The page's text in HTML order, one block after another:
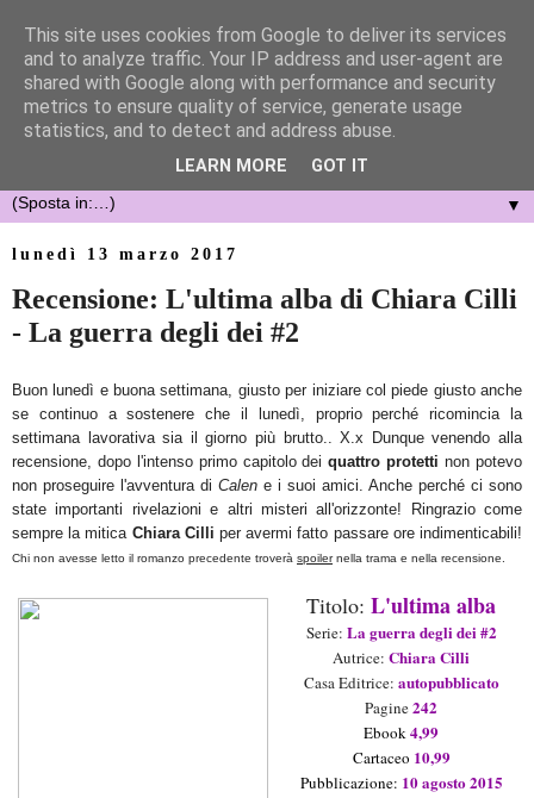
▼
lunedì 13 marzo 2017
Recensione: L'ultima alba di Chiara Cilli
- La guerra degli dei #2
Buon lunedì e buona settimana, giusto per iniziare col piede giusto anche
se continuo a sostenere che il lunedì, proprio perché ricomincia la
settimana lavorativasia il giorno più brutto..X.x Dunque venendo alla
recensione, dopo l'intenso primo capitolo deiquattro protetti non potevo
non proseguire l'avventura di Calen e i suoi amici. Anche perché ci sono
state importanti rivelazioni e altri misteri all'orizzonte! Ringraziocome
sempre la mitica Chiara Cilli peravermi fatto passare ore indimenticabili!
Chi non avesse letto il romanzo precedente troverà spoilernella trama e nella recensione.
Titolo:L'ultima alba
Serie: La guerra degli dei #2
Autrice:Chiara Cilli
Casa Editrice: autopubblicato
Pagine242
Ebook 4,99
Cartaceo 10,99
Pubblicazione: 10agosto2015
This site uses cookies from Google to deliver its services
and to analyze traffic. Your IP address and user-agent are
shared with Google along with performance and security
metrics to ensure quality of service, generate usage
statistics, and to detect and address abuse.
LEARN MORE GOT IT